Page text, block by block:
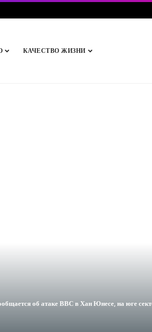
КАЧЕСТВО ЖИЗНИ
об атаке ВВС в Хан Юнесе, на юге